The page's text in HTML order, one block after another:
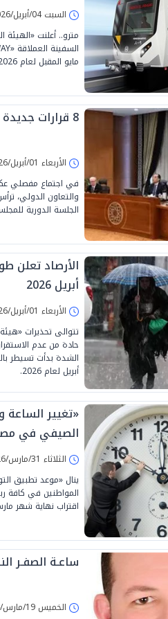
السبت 04/أبريل/2026 - 09:45 م
مترو.. أعلنت «الهيئة
مايو المقبل لعام 2026.
8 قرارات جديدة من اجتماع مجلس الوزراء اليوم
الأربعاء 01/أبريل/2026 - 04:49 م
في اجتماع مفصلي عكس
والتعاون الدولي،
الجلسة الدورية للمجلس
أبريل 2026
الأربعاء 01/أبريل/2026 - 12:58 ص
تتوالى تحذيرات
حادة من عدم
الشدة بدأت تسيطر
أبريل لعام 2026.
«تغيير الساعة
الصيفي في مصر
الثلاثاء 31/مارس/2026 - 03:26 م
المواطنين في كافة
اقتراب نهاية شهر
ساعـة الصفـر
الخميس 19/مارس/2026 - 01:33 ص